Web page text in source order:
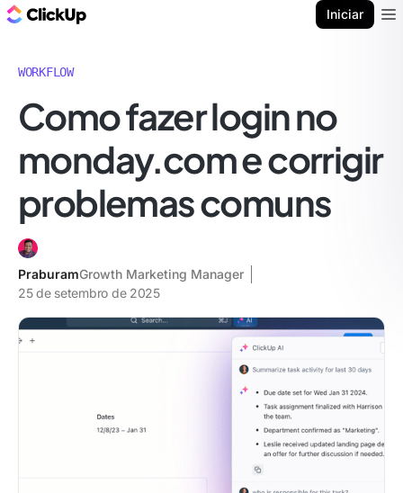
Iniciar
WORKFLOW
Como fazer login no
monday.com e corrigir
problemas comuns
PraburamGrowth Marketing Manager
25 de setembro de 2025